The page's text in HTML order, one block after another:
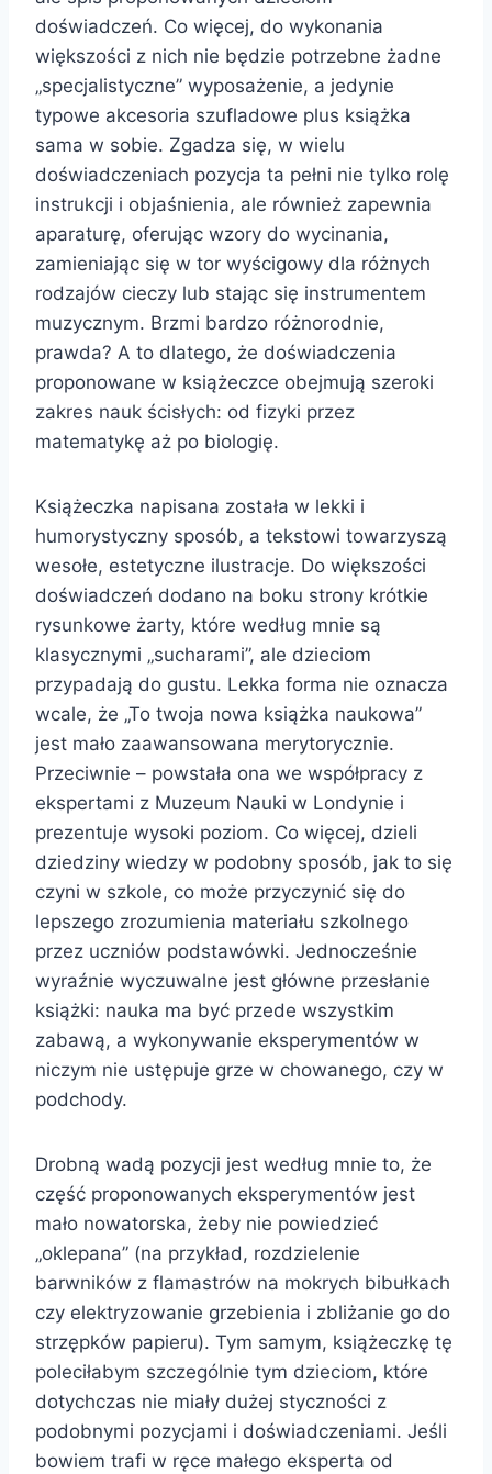
doświadczeń. Co więcej, do wykonania
większości z nich nie będzie potrzebne żadne
„specjalistyczne” wyposażenie, a jedynie
typowe akcesoria szufladowe plus książka
sama w sobie. Zgadza się, w wielu
doświadczeniach pozycja ta pełni nie tylko rolę
instrukcji i objaśnienia, ale również zapewnia
aparaturę, oferując wzory do wycinania,
zamieniając się w tor wyścigowy dla różnych
rodzajów cieczy lub stając się instrumentem
muzycznym. Brzmi bardzo różnorodnie,
prawda? A to dlatego, że doświadczenia
proponowane w książeczce obejmują szeroki
zakres nauk ścisłych: od fizyki przez
matematykę aż po biologię.
Książeczka napisana została w lekki i
humorystyczny sposób, a tekstowi towarzyszą
wesołe, estetyczne ilustracje. Do większości
doświadczeń dodano na boku strony krótkie
rysunkowe żarty, które według mnie są
klasycznymi „sucharami”, ale dzieciom
przypadają do gustu. Lekka forma nie oznacza
wcale, że „To twoja nowa książka naukowa”
jest mało zaawansowana merytorycznie.
Przeciwnie – powstała ona we współpracy z
ekspertami z Muzeum Nauki w Londynie i
prezentuje wysoki poziom. Co więcej, dzieli
dziedziny wiedzy w podobny sposób, jak to się
czyni w szkole, co może przyczynić się do
lepszego zrozumienia materiału szkolnego
przez uczniów podstawówki. Jednocześnie
wyraźnie wyczuwalne jest główne przesłanie
książki: nauka ma być przede wszystkim
zabawą, a wykonywanie eksperymentów w
niczym nie ustępuje grze w chowanego, czy w
podchody.
Drobną wadą pozycji jest według mnie to, że
część proponowanych eksperymentów jest
mało nowatorska, żeby nie powiedzieć
„oklepana” (na przykład, rozdzielenie
barwników z flamastrów na mokrych bibułkach
czy elektryzowanie grzebienia i zbliżanie go do
strzępków papieru). Tym samym, książeczkę tę
poleciłabym szczególnie tym dzieciom, które
dotychczas nie miały dużej styczności z
podobnymi pozycjami i doświadczeniami. Jeśli
bowiem trafi w ręce małego eksperta od